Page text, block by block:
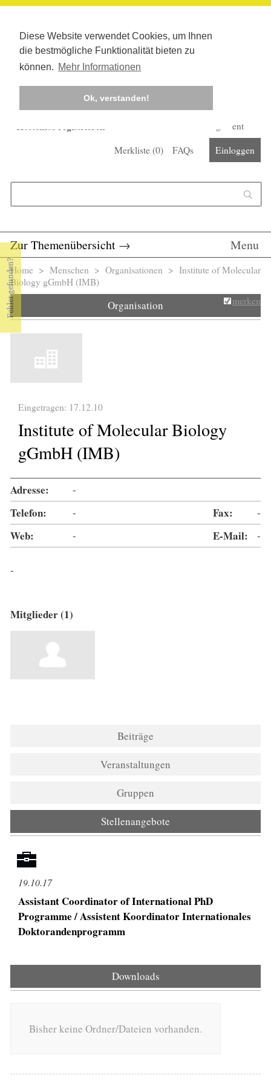
Diese Website verwendet Cookies, um Ihnen
die bestmögliche Funktionalität bieten zu
können. Mehr Informationen
Ok, verstanden!
Kostenlos registrieren
Corona-Management
Merkliste (0) FAQs Einloggen
Zur Themenübersicht → Menu
Sie sind hier
Home > Menschen > Organisationen > Institute of Molecular
Biology gGmbH (IMB)
Organisation merken
Eingetragen: 17.12.10
Institute of Molecular Biology
gGmbH (IMB)
Adresse: -
Telefon: - Fax: -
Web: - E-Mail: -
-
Mitglieder (1)
Beiträge
Veranstaltungen
Gruppen
Stellenangebote
19.10.17
Assistant Coordinator of International PhD
Programme / Assistent Koordinator Internationales
Doktorandenprogramm
Downloads
Bisher keine Ordner/Dateien vorhanden.